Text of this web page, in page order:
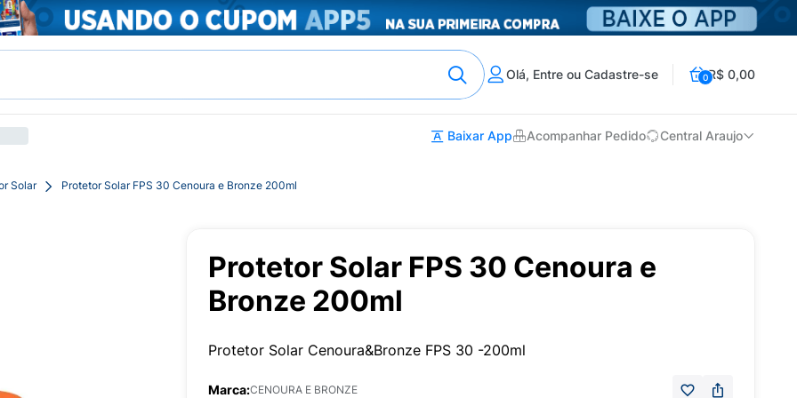
Olá, Entre ou Cadastre-se 0R$ 0,00
Baixar App Acompanhar Pedido Central Araujo
Solar Protetor Solar FPS 30 Cenoura e Bronze 200ml
Protetor Solar FPS 30 Cenoura e
Bronze 200ml
Protetor Solar Cenoura&Bronze FPS 30 -200ml
Marca:CENOURA E BRONZE